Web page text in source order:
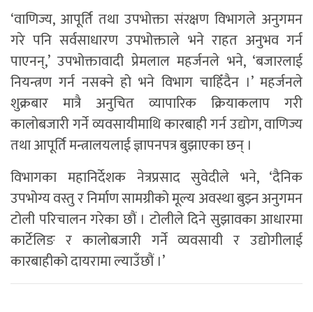
‘वाणिज्य, आपूर्ति तथा उपभोक्ता संरक्षण विभागले अनुगमन
गरे पनि सर्वसाधारण उपभोक्ताले भने राहत अनुभव गर्न
पाएनन्,’ उपभोक्तावादी प्रेमलाल महर्जनले भने, ‘बजारलाई
नियन्त्रण गर्न नसक्ने हो भने विभाग चाहिँदैन ।’ महर्जनले
शुक्रबार मात्रै अनुचित व्यापारिक क्रियाकलाप गरी
कालोबजारी गर्ने व्यवसायीमाथि कारबाही गर्न उद्योग, वाणिज्य
तथा आपूर्ति मन्त्रालयलाई ज्ञापनपत्र बुझाएका छन् ।
विभागका महानिर्देशक नेत्रप्रसाद सुवेदीले भने, ‘दैनिक
उपभोग्य वस्तु र निर्माण सामग्रीको मूल्य अवस्था बुझ्न अनुगमन
टोली परिचालन गरेका छौं । टोलीले दिने सुझावका आधारमा
कार्टेलिङ र कालोबजारी गर्ने व्यवसायी र उद्योगीलाई
कारबाहीको दायरामा ल्याउँछौं ।’